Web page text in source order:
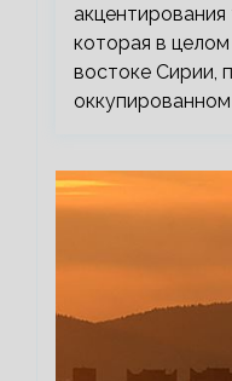
акцентирования
которая в
востоке Сирии,